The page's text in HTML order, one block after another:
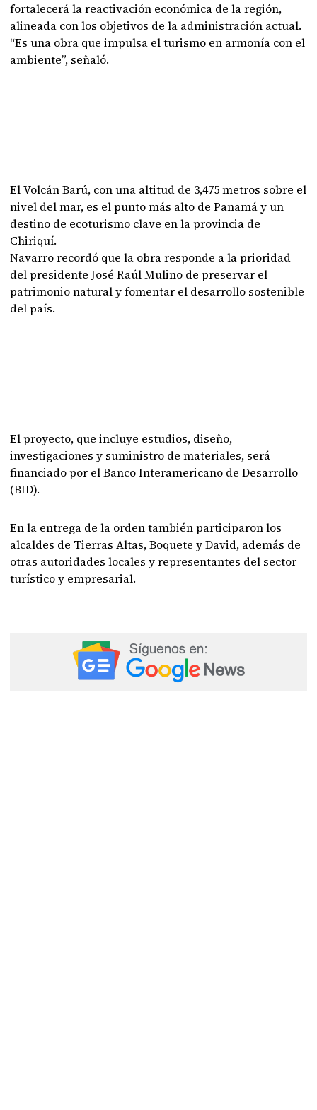
fortalecerá la reactivación económica de la región,
alineada con los objetivos de la administración actual.
“Es una obra que impulsa el turismo en armonía con el
ambiente”, señaló.
El Volcán Barú, con una altitud de 3,475 metros sobre el
nivel del mar, es el punto más alto de Panamá y un
destino de ecoturismo clave en la provincia de
Chiriquí.
Navarro recordó que la obra responde a la prioridad
del presidente José Raúl Mulino de preservar el
patrimonio natural y fomentar el desarrollo sostenible
del país.
El proyecto, que incluye estudios, diseño,
investigaciones y suministro de materiales, será
financiado por el Banco Interamericano de Desarrollo
(BID).
En la entrega de la orden también participaron los
alcaldes de Tierras Altas, Boquete y David, además de
otras autoridades locales y representantes del sector
turístico y empresarial.